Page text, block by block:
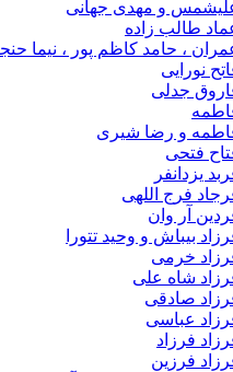
مهدی جهانی
زاده
کاظم پور ، نیما حنجر
شیری
اللهی
و وحید تتورا
علی